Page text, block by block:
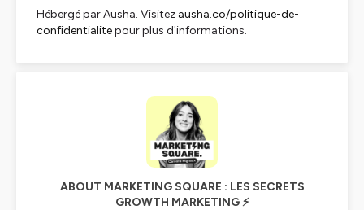
Hébergé par Ausha. Visitez ausha.co/politique-de-
confidentialitepour plus d'informations.
ABOUT MARKETING SQUARE : LES SECRETS
GROWTH MARKETING ⚡️